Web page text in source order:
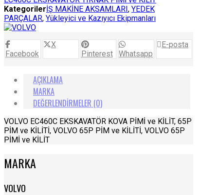
KategorilerİŞ MAKİNE AKSAMLARI, YEDEK
PARÇALAR, Yükleyici ve Kazıyıcı Ekipmanları
Facebook
X
Pinterest
Whatsapp
E-posta
AÇIKLAMA
MARKA
DEĞERLENDIRMELER (0)
VOLVO EC460C EKSKAVATÖR KOVA PİMİ ve KİLİT, 65P
PİM ve KİLİTİ, VOLVO 65P PİM ve KİLİTİ, VOLVO 65P
PİMİ ve KİLİT
MARKA
VOLVO